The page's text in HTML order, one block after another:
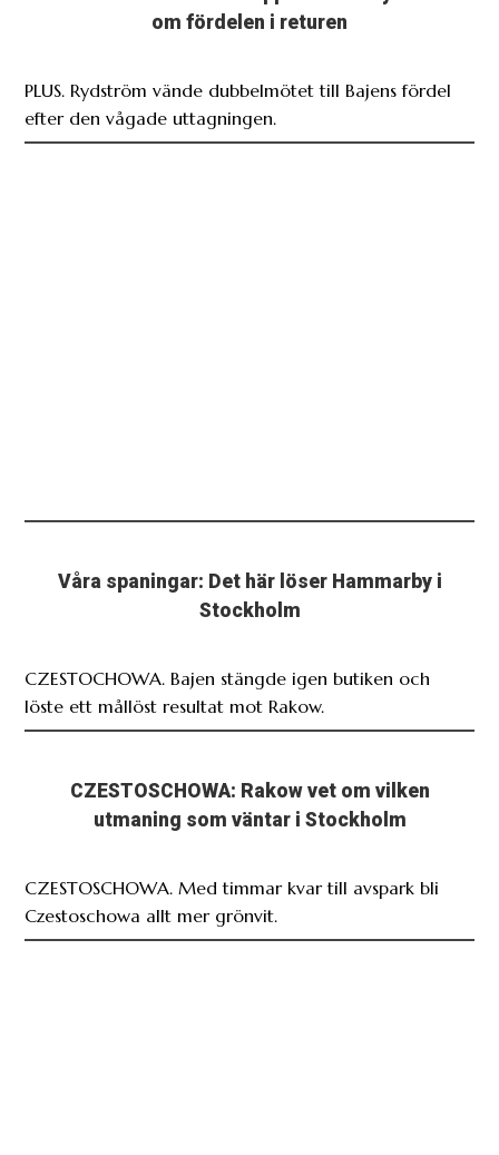
om fördelen i returen
PLUS. Rydström vände dubbelmötet till Bajens fördel
efter den vågade uttagningen.
Våra spaningar: Det här löser Hammarby i
Stockholm
CZESTOCHOWA. Bajen stängde igen butiken och
löste ett mållöst resultat mot Rakow.
CZESTOSCHOWA: Rakow vet om vilken
utmaning som väntar i Stockholm
CZESTOSCHOWA. Med timmar kvar till avspark bli
Czestoschowa allt mer grönvit.